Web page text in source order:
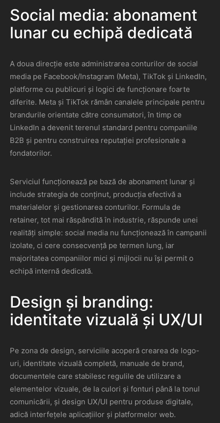
Social media: abonament
lunar cu echipă dedicată
A doua direcție este administrarea conturilor de social
media pe Facebook/Instagram (Meta), TikTok și LinkedIn,
platforme cu publicuri și logici de funcționare foarte
diferite. Meta și TikTok rămân canalele principale pentru
brandurile orientate către consumatori, în timp ce
LinkedIn a devenit terenul standard pentru companiile
B2B și pentru construirea reputației profesionale a
fondatorilor.
Serviciul funcționează pe bază de abonament lunar și
include strategia de conținut, producția efectivă a
materialelor și gestionarea conturilor. Formula de
retainer, tot mai răspândită în industrie, răspunde unei
realități simple: social media nu funcționează în campanii
izolate, ci cere consecvență pe termen lung, iar
majoritatea companiilor mici și mijlocii nu își permit o
echipă internă dedicată.
Design și branding:
identitate vizuală și UX/UI
Pe zona de design, serviciile acoperă crearea de logo-
uri, identitate vizuală completă, manuale de brand,
documentele care stabilesc regulile de utilizare a
elementelor vizuale, de la culori și fonturi până la tonul
comunicării, și design UX/UI pentru produse digitale,
adică interfețele aplicațiilor și platformelor web.